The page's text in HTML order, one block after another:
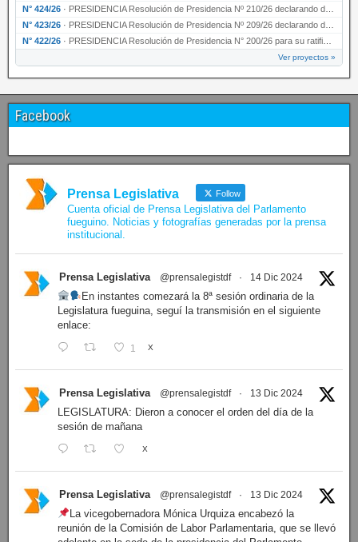
N° 424/26 · PRESIDENCIA Resolución de Presidencia Nº 210/26 declarando de interés provincial el proyec…
N° 423/26 · PRESIDENCIA Resolución de Presidencia Nº 209/26 declarando de interés provincial la presen…
N° 422/26 · PRESIDENCIA Resolución de Presidencia N° 200/26 para su ratificación.
Ver proyectos »
Facebook
Prensa Legislativa Follow
Cuenta oficial de Prensa Legislativa del Parlamento
fueguino. Noticias y fotografías generadas por la prensa
institucional.
Prensa Legislativa @prensalegistdf · 14 Dic 2024
En instantes comezará la 8ª sesión ordinaria de la
Legislatura fueguina, seguí la transmisión en el siguiente
enlace:
1 X
Prensa Legislativa @prensalegistdf · 13 Dic 2024
LEGISLATURA: Dieron a conocer el orden del día de la
sesión de mañana
X
Prensa Legislativa @prensalegistdf · 13 Dic 2024
La vicegobernadora Mónica Urquiza encabezó la
reunión de la Comisión de Labor Parlamentaria, que se llevó